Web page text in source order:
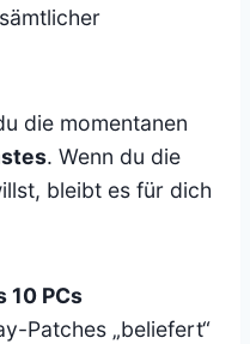
sämtlicher
die momentanen
. Wenn du die
bleibt es für dich
10 PCs
Patches „beliefert“